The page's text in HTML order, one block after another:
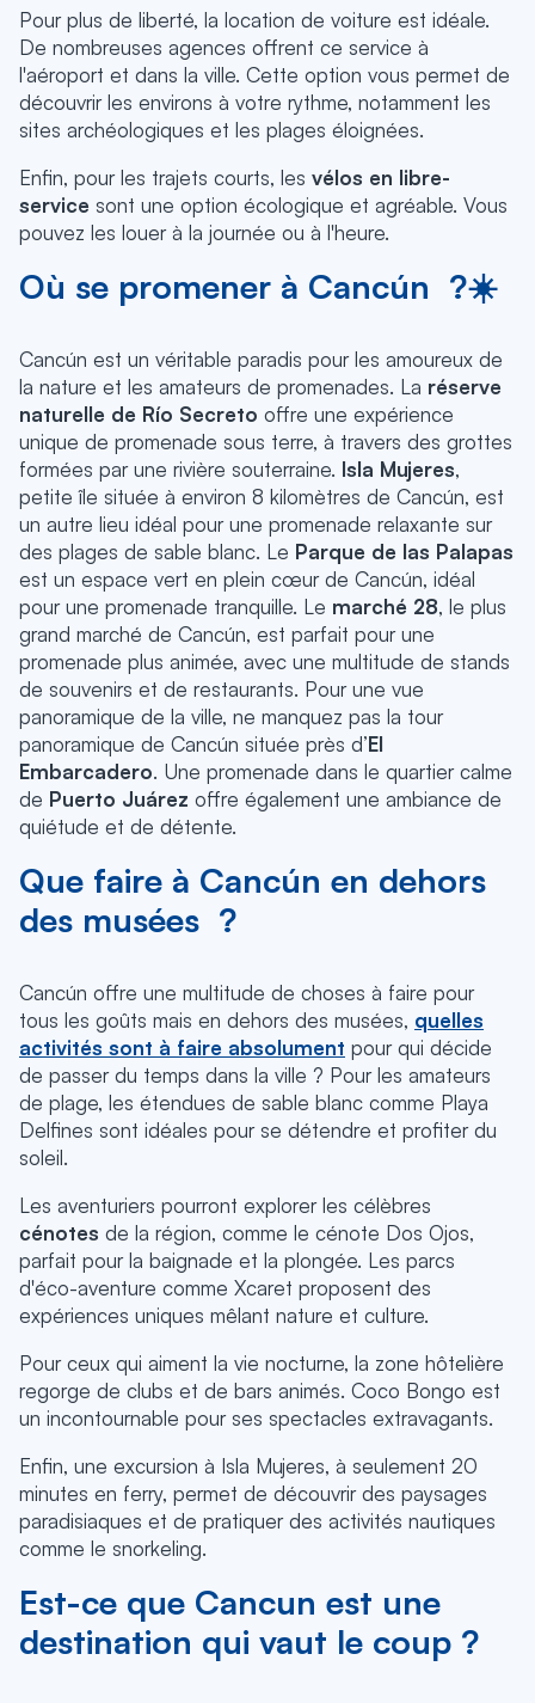
Pour plus de liberté, la location de voiture est idéale.
De nombreuses agences offrent ce service à
l'aéroport et dans la ville. Cette option vous permet de
découvrir les environs à votre rythme, notamment les
sites archéologiques et les plages éloignées.
Enfin, pour les trajets courts, les vélos en libre-
service sont une option écologique et agréable. Vous
pouvez les louer à la journée ou à l'heure.
Où se promener à Cancún ?☀️
Cancún est un véritable paradis pour les amoureux de
la nature et les amateurs de promenades. La réserve
naturelle de Río Secreto offre une expérience
unique de promenade sous terre, à travers des grottes
formées par une rivière souterraine. Isla Mujeres,
petite île située à environ 8 kilomètres de Cancún, est
un autre lieu idéal pour une promenade relaxante sur
des plages de sable blanc. Le Parque de las Palapas
est un espace vert en plein cœur de Cancún, idéal
pour une promenade tranquille. Le marché 28, le plus
grand marché de Cancún, est parfait pour une
promenade plus animée, avec une multitude de stands
de souvenirs et de restaurants. Pour une vue
panoramique de la ville, ne manquez pas la tour
panoramique de Cancún située près d’El
Embarcadero. Une promenade dans le quartier calme
de Puerto Juárez offre également une ambiance de
quiétude et de détente.
Que faire à Cancún en dehors
des musées ?
Cancún offre une multitude de choses à faire pour
tous les goûts mais en dehors des musées, quelles
activités sont à faire absolument pour qui décide
de passer du temps dans la ville ? Pour les amateurs
de plage, les étendues de sable blanc comme Playa
Delfines sont idéales pour se détendre et profiter du
soleil.
Les aventuriers pourront explorer les célèbres
cénotes de la région, comme le cénote Dos Ojos,
parfait pour la baignade et la plongée. Les parcs
d'éco-aventure comme Xcaret proposent des
expériences uniques mêlant nature et culture.
Pour ceux qui aiment la vie nocturne, la zone hôtelière
regorge de clubs et de bars animés. Coco Bongo est
un incontournable pour ses spectacles extravagants.
Enfin, une excursion à Isla Mujeres, à seulement 20
minutes en ferry, permet de découvrir des paysages
paradisiaques et de pratiquer des activités nautiques
comme le snorkeling.
Est-ce que Cancun est une
destination qui vaut le coup ?